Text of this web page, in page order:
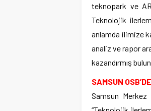
teknopark ve
Teknolojik
anlamda ilimize
analiz ve rapor
kazandırmış
SAMSUN
Samsun